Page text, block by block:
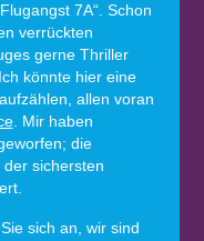
7A“. Schon
verrückten
gerne Thriller
könnte hier eine
allen voran
. Mir haben
die
sichersten
sich an, wir sind